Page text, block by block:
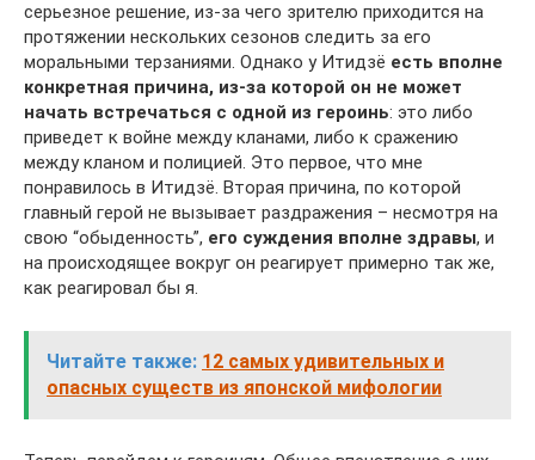
серьезное решение, из-за чего зрителю приходится на
протяжении нескольких сезонов следить за его
моральными терзаниями. Однако у Итидзё есть вполне
конкретная причина, из-за которой он не может
начать встречаться с одной из героинь: это либо
приведет к войне между кланами, либо к сражению
между кланом и полицией. Это первое, что мне
понравилось в Итидзё. Вторая причина, по которой
главный герой не вызывает раздражения – несмотря на
свою “обыденность”, его суждения вполне здравы, и
на происходящее вокруг он реагирует примерно так же,
как реагировал бы я.
Читайте также: 12 самых удивительных и
опасных существ из японской мифологии